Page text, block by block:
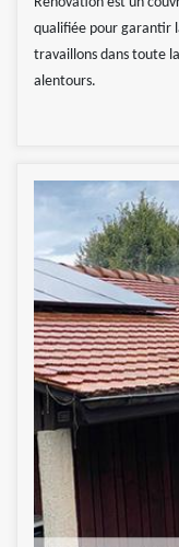
qualifiée pour garantir
travaillons dans toute
alentours.